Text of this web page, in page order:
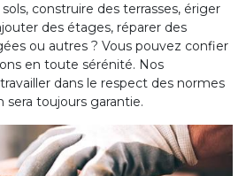
construire des terrasses, ériger
des étages, réparer des
ou autres ? Vous pouvez confier
en toute sérénité. Nos
dans le respect des normes
toujours garantie.